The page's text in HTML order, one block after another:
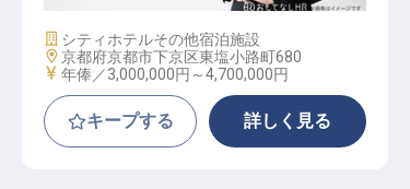
施設業態
シティホテルその他宿泊施設
勤務地
京都府京都市下京区東塩小路町680
給与
年俸／3,000,000円～4,700,000円
キープする 詳しく見る